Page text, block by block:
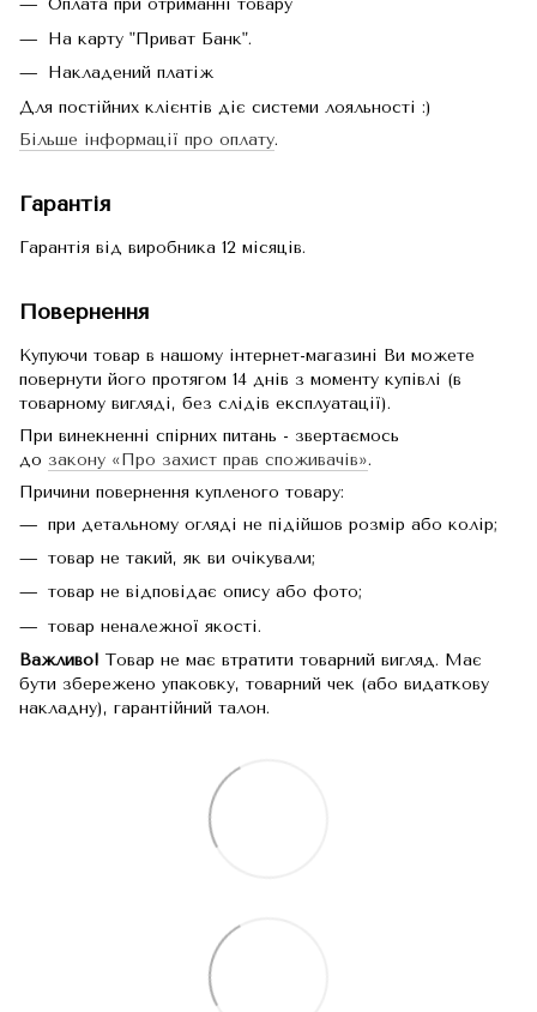
Оплата при отриманні товару
На карту "Приват Банк".
Накладений платіж
Для постійних клієнтів діє системи лояльності :)
Більше інформації про оплату.
Гарантія
Гарантія від виробника 12 місяців.
Повернення
Купуючи товар в нашому інтернет-магазині Ви можете
повернути його протягом 14 днів з моменту купівлі (в
товарному вигляді, без слідів експлуатації).
При винекненні спірних питань - звертаємось
до закону «Про захист прав споживачів».
Причини повернення купленого товару:
при детальному огляді не підійшов розмір або колір;
товар не такий, як ви очікували;
товар не відповідає опису або фото;
товар неналежної якості.
Важливо! Товар не має втратити товарний вигляд. Має
бути збережено упаковку, товарний чек (або видаткову
накладну), гарантійний талон.